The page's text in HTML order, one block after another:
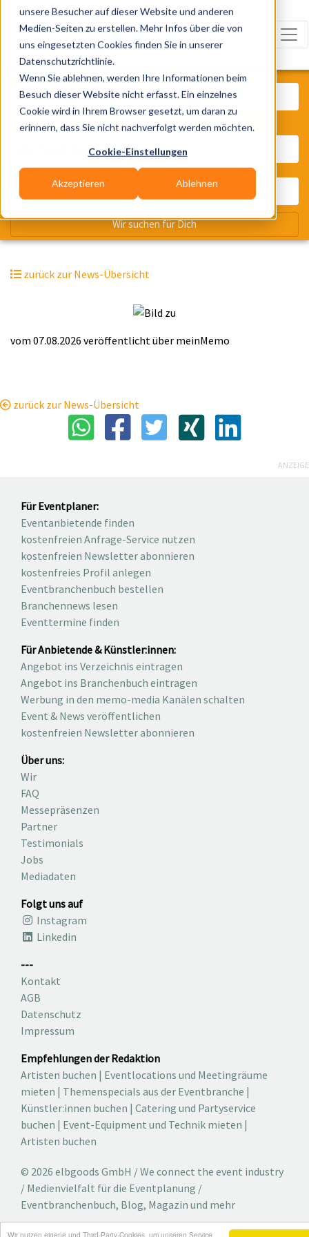
Wir nutzen eigene und Third-Party-Cookies, um unseren Service
unsere Besucher auf dieser Website und anderen
Medien-Seiten zu erstellen. Mehr Infos über die von
uns eingesetzten Cookies finden Sie in unserer
Datenschutzrichtlinie.
Wenn Sie ablehnen, werden Ihre Informationen beim
Besuch dieser Website nicht erfasst. Ein einzelnes
Cookie wird in Ihrem Browser gesetzt, um daran zu
erinnern, dass Sie nicht nachverfolgt werden möchten.
Cookie-Einstellungen
Akzeptieren Ablehnen
zurück zur News-Übersicht
vom 07.08.2026 veröffentlicht über meinMemo
zurück zur News-Übersicht
Was? Künstler, Zelte, Bands,
Wo? Stadt, PLZ, Ort
Wir suchen für Dich
ANZEIGE
Für Eventplaner:
Eventanbietende finden
kostenfreien Anfrage-Service nutzen
kostenfreien Newsletter abonnieren
kostenfreies Profil anlegen
Eventbranchenbuch bestellen
Branchennews lesen
Eventtermine finden
Für Anbietende & Künstler:innen:
Angebot ins Verzeichnis eintragen
Angebot ins Branchenbuch eintragen
Werbung in den memo-media Kanälen schalten
Event & News veröffentlichen
kostenfreien Newsletter abonnieren
Über uns:
Wir
FAQ
Messepräsenzen
Partner
Testimonials
Jobs
Mediadaten
Folgt uns auf
Instagram
Linkedin
---
Kontakt
AGB
Datenschutz
Impressum
Empfehlungen der Redaktion
Artisten buchen | Eventlocations und Meetingräume
mieten | Themenspecials aus der Eventbranche |
Künstler:innen buchen | Catering und Partyservice
buchen | Event-Equipment und Technik mieten |
Artisten buchen
© 2026 elbgoods GmbH / We connect the event industry
/ Medienvielfalt für die Eventplanung /
Eventbranchenbuch, Blog, Magazin und mehr